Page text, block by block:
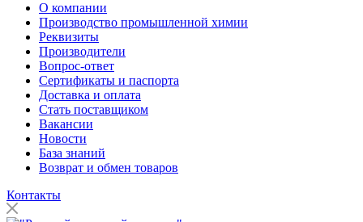
О компании
Производство промышленной химии
Реквизиты
Производители
Вопрос-ответ
Сертификаты и паспорта
Доставка и оплата
Стать поставщиком
Вакансии
Новости
База знаний
Возврат и обмен товаров
Контакты